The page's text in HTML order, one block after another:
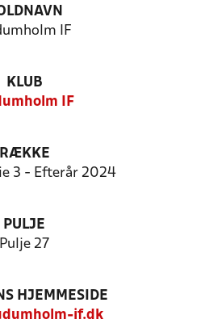
IF
KLUB
IF
RÆKKE
3 - Efterår 2024
PULJE
Pulje 27
HJEMMESIDE
if.dk